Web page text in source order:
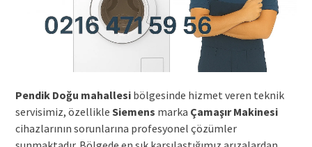
Pendik Doğu mahallesibölgesinde hizmet veren teknik
servisimiz, özellikle Siemens marka Çamaşır Makinesi
cihazlarının sorunlarına profesyonel çözümler